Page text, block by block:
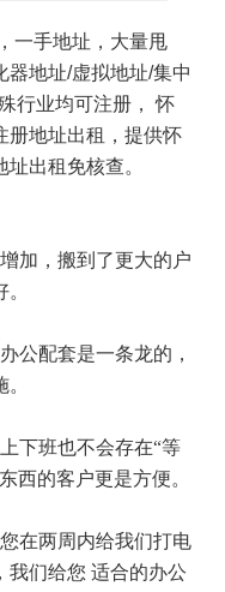
一手地址，大量甩
器地址/虚拟地址/集中
行业均可注册， 怀
册地址出租，提供怀
出租免核查。
加，搬到了更大的户
公配套是一条龙的，
下班也不会存在“等
西的客户更是方便。
在两周内给我们打电
我们给您 适合的办公